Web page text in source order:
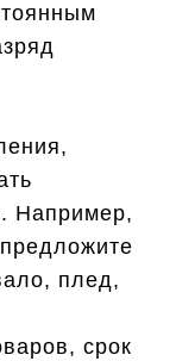
Например,
плед,
срок